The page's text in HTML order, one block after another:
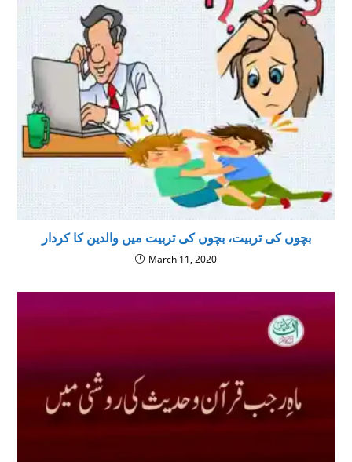
بچوں کی تربیت، بچوں کی تربیت میں والدین کا کردار
March 11, 2020